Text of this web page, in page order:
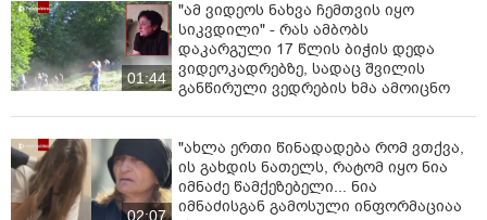
01:44
"ამ ვიდეოს ნახვა ჩემთვის იყო
სიკვდილი" - რას ამბობს
დაკარგული 17 წლის ბიჭის დედა
ვიდეოკადრებზე, სადაც შვილის
განწირული ვედრების ხმა ამოიცნო
02:07
"ახლა ერთი წინადადება რომ ვთქვა,
ის გახდის ნათელს, რატომ იყო ნია
იმნაძე წამქეზებელი... ნია
იმნაძისგან გამოსული ინფორმაციაა